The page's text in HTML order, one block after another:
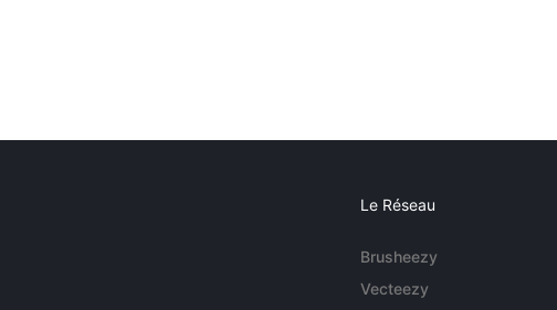
Le Réseau
Brusheezy
Vecteezy